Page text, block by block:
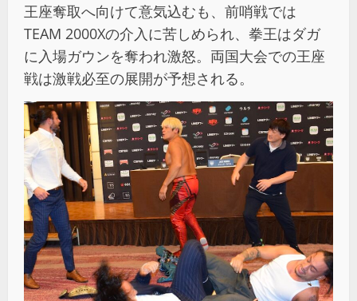
王座奪取へ向けて意気込むも、前哨戦では
TEAM 2000Xの介入に苦しめられ、拳王はダガ
に入場ガウンを奪われ激怒。両国大会での王座
戦は激戦必至の展開が予想される。